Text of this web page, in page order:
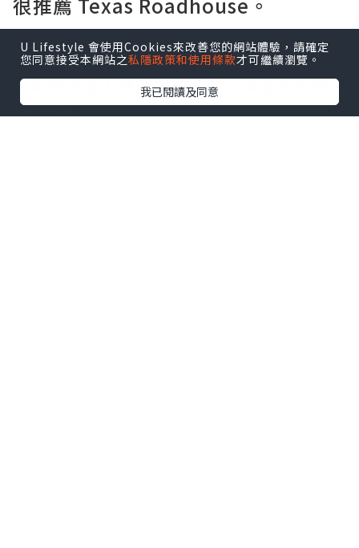
餐廳的氣氛熱鬧，主打現切牛排和大份量
餐點，走的是美式家庭餐廳路線。
入座後先送上熱騰騰的餐包，搭配香甜的
肉桂奶油。
U Lifestyle 會使用Cookies來改善您的網站體驗，請確定
您同意接受本網站之私隱政策和使用條款才可繼續瀏覽。
我已閱讀及同意